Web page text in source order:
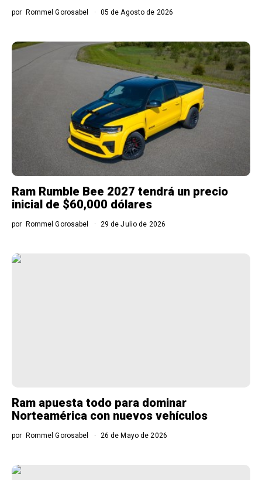
por Rommel Gorosabel 05 de Agosto de 2026
Ram Rumble Bee 2027 tendrá un precio
inicial de $60,000 dólares
por Rommel Gorosabel 29 de Julio de 2026
Ram apuesta todo para dominar
Norteamérica con nuevos vehículos
por Rommel Gorosabel 26 de Mayo de 2026